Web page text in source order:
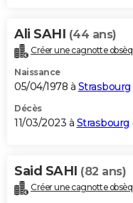
Ali SAHI (44 ans)
Créer une cagnotte
Naissance
05/04/1978 à Strasbourg
Décès
11/03/2023 à Strasbourg
Said SAHI (82 ans)
Créer une cagnotte